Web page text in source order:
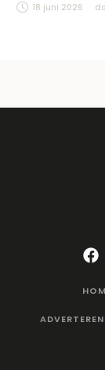
18 juni 2026